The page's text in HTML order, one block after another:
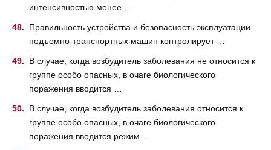
интенсивностью менее …
Правильность устройства и безопасность эксплуатации
подъемно-транспортных машин контролирует …
В случае, когда возбудитель заболевания не относится к
группе особо опасных, в очаге биологического
поражения вводится …
В случае, когда возбудитель заболевания относится к
группе особо опасных, в очаге биологического
поражения вводится режим …